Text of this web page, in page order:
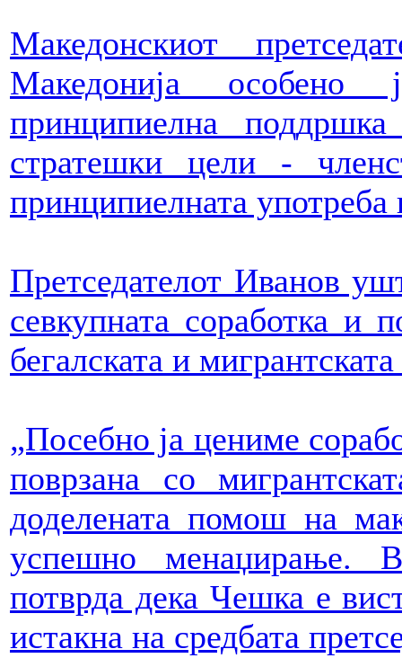
Македонскиот
Македонија особено
принципиелна
стратешки цели -
принципиелната
Претседателот Иванов
севкупната соработка
бегалската и
„Посебно ја цениме
поврзана со
доделената помош на
успешно менаџирање.
потврда дека Чешка е
истакна на средбата